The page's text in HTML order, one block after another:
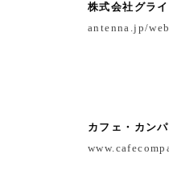
株式会社グラ
antenna.jp/
カフェ・カン